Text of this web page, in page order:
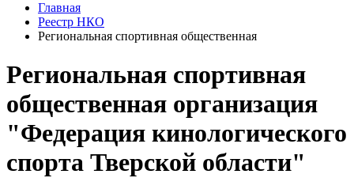
Главная
Реестр НКО
Региональная спортивная общественная
Региональная спортивная
общественная организация
"Федерация кинологического
спорта Тверской области"